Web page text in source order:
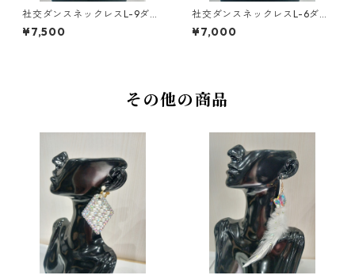
社交ダンスネックレスL-9ダン
スアクセサリーベリーダンス
ブライダルアクセサリー
¥7,500
社交ダンスネックレスL-6ダン
スアクセサリーベリーダンス
ブライダルアクセサリー
¥7,000
その他の商品